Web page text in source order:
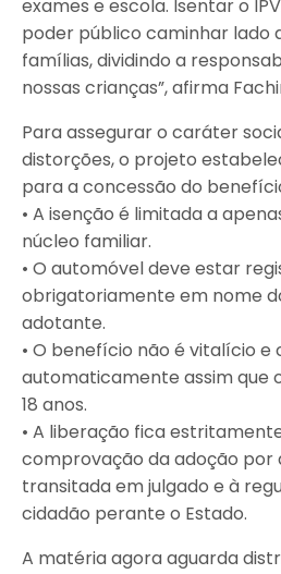
exames e escola. Isentar o
poder público caminhar lado
famílias, dividindo a
nossas crianças”, afirma
Para assegurar o caráter
distorções, o projeto
para a concessão do
• A isenção é limitada a
núcleo familiar.
• O automóvel deve estar
obrigatoriamente em nome
adotante.
• O benefício não é vitalício e
automaticamente assim que
18 anos.
• A liberação fica
comprovação da adoção por
transitada em julgado e à
cidadão perante o Estado.
A matéria agora aguarda